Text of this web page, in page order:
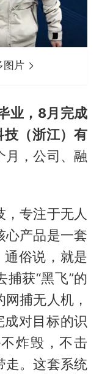
图片
业，8月完成
（浙江）有
月，公司、融
，专注于无人
心产品是一套
通俗说，就是
获“黑飞”的
捕无人机，
对目标的识
炸毁，不击
走。这套系统